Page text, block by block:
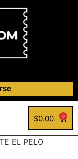
$0.00 0
EL PELO